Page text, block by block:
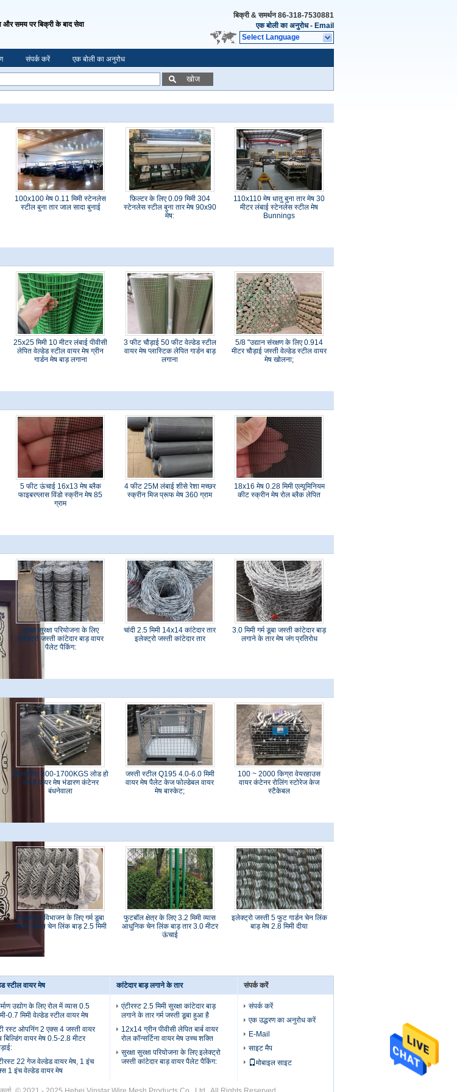
और समय पर बिक्री के बाद सेवा
बिक्री & समर्थन86-318-7530881
एक बोली का अनुरोध- Email
Select Language
संपर्क करें एक बोली का अनुरोध
खोज
100x100 मेष 0.11 मिमी स्टेनलेस
स्टील बुना तार जाल सादा बुनाई
फ़िल्टर के लिए 0.09 मिमी 304
स्टेनलेस स्टील बुना तार मेष 90x90
मेष:
110x110 मेष धातु बुना तार मेष 30
मीटर लंबाई स्टेनलेस स्टील मेष
Bunnings
25x25 मिमी 10 मीटर लंबाई पीवीसी
लेपित वेल्डेड स्टील वायर मेष ग्रीन
गार्डन मेष बाड़ लगाना
3 फीट चौड़ाई 50 फीट वेल्डेड स्टील
वायर मेष प्लास्टिक लेपित गार्डन बाड़
लगाना
5/8 "उद्यान संरक्षण के लिए 0.914
मीटर चौड़ाई जस्ती वेल्डेड स्टील वायर
मेष खोलना;
5 फीट ऊंचाई 16x13 मेष ब्लैक
फाइबरग्लास विंडो स्क्रीन मेष 85
ग्राम
4 फीट 25M लंबाई शीसे रेशा मच्छर
स्क्रीन मिज प्रूफ मेष 360 ग्राम
18x16 मेष 0.28 मिमी एल्यूमिनियम
कीट स्क्रीन मेष रोल ब्लैक लेपित
सुरक्षा सुरक्षा परियोजना के लिए
इलेक्ट्रो जस्ती कांटेदार बाड़ वायर
पैलेट पैकिंग:
चांदी 2.5 मिमी 14x14 कांटेदार तार
इलेक्ट्रो जस्ती कांटेदार तार
3.0 मिमी गर्म डूबा जस्ती कांटेदार बाड़
लगाने के तार मेष जंग प्रतिरोध
सुपरमार्केट 800-1700KGS लोड हो
रहा है वायर मेष भंडारण कंटेनर
बंधनेवाला
जस्ती स्टील Q195 4.0-6.0 मिमी
वायर मेष पैलेट केज फोल्डेबल वायर
मेष बास्केट;
100 ~ 2000 किग्रा वेयरहाउस
वायर कंटेनर रोलिंग स्टोरेज केज
स्टैकेबल
वेयरहाउस विभाजन के लिए गर्म डूबा
जस्ती स्टील चेन लिंक बाड़ 2.5 मिमी
फुटबॉल क्षेत्र के लिए 3.2 मिमी व्यास
आधुनिक चेन लिंक बाड़ तार 3.0 मीटर
ऊंचाई
इलेक्ट्रो जस्ती 5 फुट गार्डन चेन लिंक
बाड़ मेष 2.8 मिमी दीया
स्टील वायर मेष
उद्योग के लिए रोल में व्यास 0.5
0.7 मिमी वेल्डेड स्टील वायर मेष
रस्ट ओपनिंग 2 एक्स 4 जस्ती वायर
बिल्डिंग वायर मेष 0.5-2.8 मीटर
22 गेज वेल्डेड वायर मेष, 1 इंच
1 इंच वेल्डेड वायर मेष
कांटेदार बाड़ लगाने के तार
एंटीरस्ट 2.5 मिमी सुरक्षा कांटेदार बाड़
लगाने के तार गर्म जस्ती डूबा हुआ है
12x14 ग्रीन पीवीसी लेपित बार्ब वायर
रोल कॉन्सर्टिना वायर मेष उच्च शक्ति
सुरक्षा सुरक्षा परियोजना के लिए इलेक्ट्रो
जस्ती कांटेदार बाड़ वायर पैलेट पैकिंग:
संपर्क करें
संपर्क करें
एक उद्धरण का अनुरोध करें
E-Mail
साइट मैप
मोबाइल साइट